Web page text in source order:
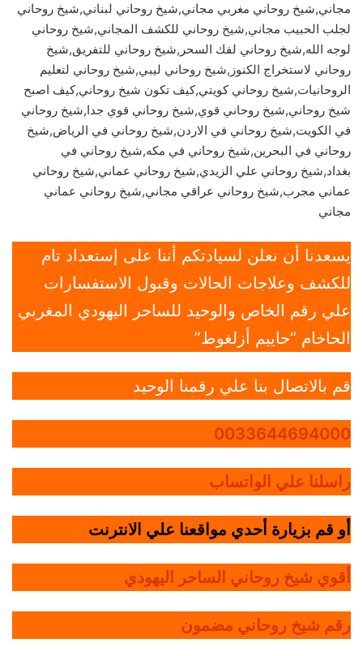
مجاني,شيخ روحاني مغربي مجاني,شيخ روحاني لبناني,شيخ روحاني
لجلب الحبيب مجاني,شيخ روحاني للكشف المجاني,شيخ روحاني
لوجه الله,شيخ روحاني لفك السحر,شيخ روحاني للتفريق,شيخ
روحاني لاستخراج الكنوز,شيخ روحاني ليبي,شيخ روحاني لتعليم
الروحانيات,شيخ روحاني كويتي,كيف تكون شيخ روحاني,كيف اصبح
شيخ روحاني,شيخ روحاني قوي,شيخ روحاني قوي جدا,شيخ روحاني
في الكويت,شيخ روحاني في الاردن,شيخ روحاني في الرياض,شيخ
روحاني في البحرين,شيخ روحاني في مكه,شيخ روحاني في
بغداد,شيخ روحاني علي الزيدي,شيخ روحاني عماني,شيخ روحاني
عماني مجرب,شيخ روحاني عراقي مجاني,شيخ روحاني عماني
مجاني
يسعدنا أن نعلن لسيادتكم أننا على إستعداد تام
للكشف وعلاجات الحالات وقبول الاستفسارات
علي رقم الخاص والوحيد للساحر اليهودي المغربي
الحاخام “حاييم أزلغوط”
قم بالاتصال بنا علي رقمنا الوحيد
0033644694000
راسلنا علي الواتساب
أو قم بزيارة أحدي مواقعنا علي الانترنت
أقوي شيخ روحاني الساحر اليهودي
رقم شيخ روحاني مضمون